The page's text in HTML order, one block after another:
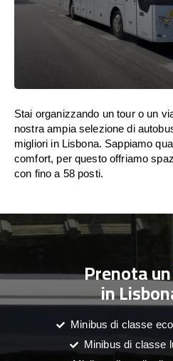
Stai organizzando un tour o un
nostra ampia selezione di
migliori in Lisbona. Sappiamo
comfort, per questo offriamo
con fino a 58 posti.
Prenota
in
Minibus di classe
Minibus di classe